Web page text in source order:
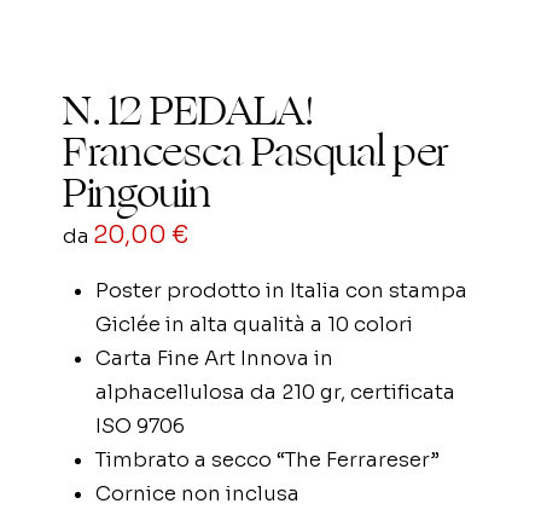
N. 12 PEDALA!
Francesca Pasqual per
Pingouin
da 20,00 €
Poster prodotto in Italia con stampa
Giclée in alta qualità a 10 colori
Carta Fine Art Innova in
alphacellulosa da 210 gr, certificata
ISO 9706
Timbrato a secco “The Ferrareser”
Cornice non inclusa